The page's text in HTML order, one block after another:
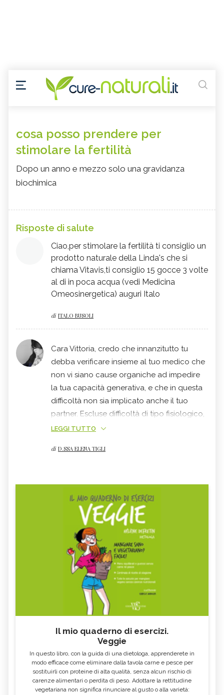
cosa posso prendere per
stimolare la fertilità
Dopo un anno e mezzo solo una gravidanza
biochimica
Risposte di salute
Ciao,per stimolare la fertilità ti consiglio un
prodotto naturale della Linda's che si
chiama Vitavis,ti consiglio 15 gocce 3 volte
al di in poca acqua (vedi Medicina
Omeosinergetica) auguri Italo
di ITALO BUSOLI
Cara Vittoria, credo che innanzitutto tu
debba verificare insieme al tuo medico che
non vi siano cause organiche ad impedire
la tua capacità generativa, e che in questa
difficoltà non sia implicato anche il tuo
partner. Escluse difficoltà di tipo fisiologico,
è possibile fare un lavoro sulle emozioni
particolar modo del primo e del
Reiki
trovare il tuo equilibrio e la tua
consapevolezza di donna e futura madre.
Ti faccio mille auguri, di cuore!
LEGGI TUTTO
di D.SSA ELENA TIGLI
Il mio quaderno di esercizi.
Veggie
In questo libro, con la guida di una dietologa, apprenderete in
modo efficace come eliminare dalla tavola carne e pesce per
sostituirli con proteine di alta qualità, senza alcun rischio di
carenze alimentari o perdita di peso. Adottare la rettitudine
vegetariana non significa rinunciare al gusto o alla varietà: